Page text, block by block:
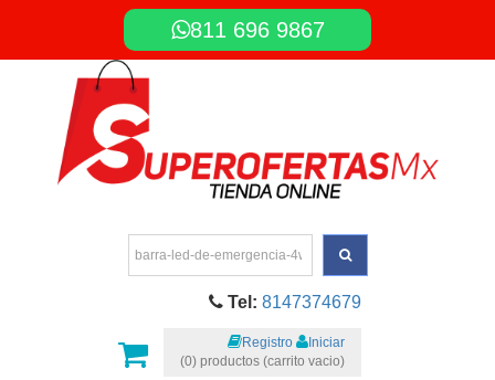
811 696 9867
Tel: 8147374679
Registro
Iniciar
(0) productos (carrito vacio)